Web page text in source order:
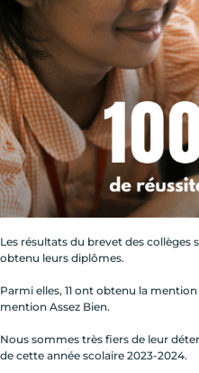
Les résultats du brevet des collèges
obtenu leurs diplômes.
Parmi elles, 11 ont obtenu la
mention Assez Bien.
Nous sommes très fiers de leur
de cette année scolaire 2023-2024.